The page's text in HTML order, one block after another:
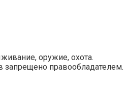
оружие, охота.
запрещено правообладателем.